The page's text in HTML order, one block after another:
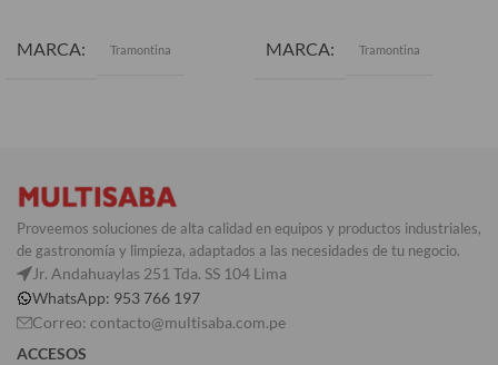
MARCA Tramontina MARCA Tramontina
Proveemos soluciones de alta calidad en equipos y productos industriales,
de gastronomía y limpieza, adaptados a las necesidades de tu negocio.
Jr. Andahuaylas 251 Tda. SS 104 Lima
WhatsApp: 953 766 197
Correo: contacto@multisaba.com.pe
ACCESOS